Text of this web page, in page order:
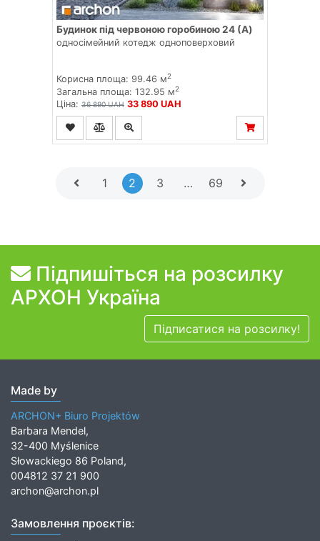
Будинок під червоною горобиною 24 (A)
односімейний котедж одноповерховий
Корисна площа: 99.46 м2
Загальна площа: 132.95 м2
Ціна: 36 890 UAH 33 890 UAH
1 2 3 … 69
Підпишіться на розсилку
АРХОН Україна
Підписатися на розсилку!
Made by
ARCHON+ Biuro Projektów
Barbara Mendel,
32-400 Myślenice
Słowackiego 86 Poland,
004812 37 21 900
archon@archon.pl
Замовлення проєктів: